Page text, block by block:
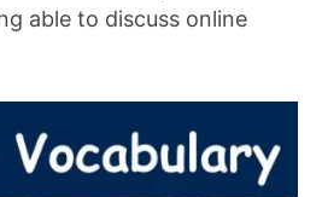
able to discuss online